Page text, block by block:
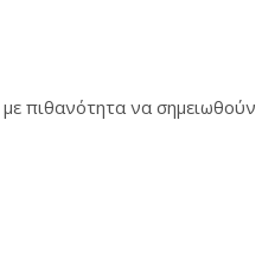
πιθανότητα να σημειωθούν